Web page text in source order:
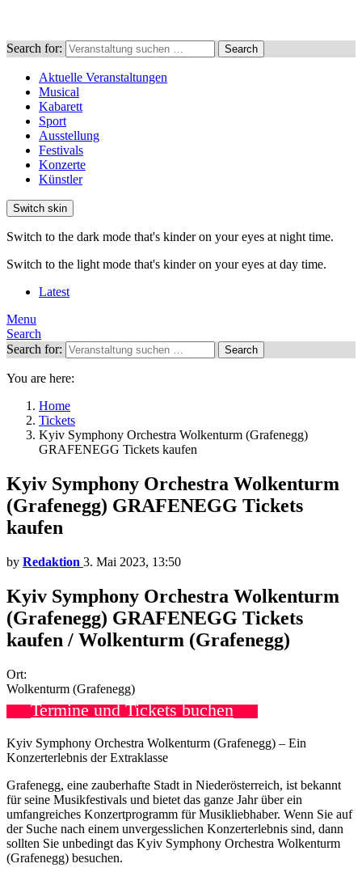
Search for: Search
Aktuelle Veranstaltungen
Musical
Kabarett
Sport
Ausstellung
Festivals
Konzerte
Künstler
Switch skin
Switch to the dark mode that's kinder on your eyes at night time.
Switch to the light mode that's kinder on your eyes at day time.
Latest
Menu
Search
Search for:
Search
You are here:
Home
Tickets
Kyiv Symphony Orchestra Wolkenturm (Grafenegg)
GRAFENEGG Tickets kaufen
Kyiv Symphony Orchestra Wolkenturm
(Grafenegg) GRAFENEGG Tickets
kaufen
by Redaktion 3. Mai 2023, 13:50
Kyiv Symphony Orchestra Wolkenturm
(Grafenegg) GRAFENEGG Tickets
kaufen / Wolkenturm (Grafenegg)
Ort:
Wolkenturm (Grafenegg)
Termine und Tickets buchen
Kyiv Symphony Orchestra Wolkenturm (Grafenegg) – Ein
Konzerterlebnis der Extraklasse
Grafenegg, eine zauberhafte Stadt in Niederösterreich, ist bekannt
für seine Musikfestivals und bietet das ganze Jahr über ein
umfangreiches Konzertprogramm für Musikliebhaber. Wenn Sie auf
der Suche nach einem unvergesslichen Konzerterlebnis sind, dann
sollten Sie unbedingt das Kyiv Symphony Orchestra Wolkenturm
(Grafenegg) besuchen.